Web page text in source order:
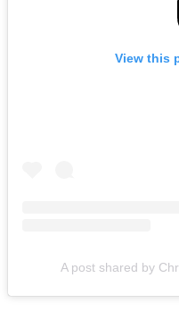
View this
A post shared by